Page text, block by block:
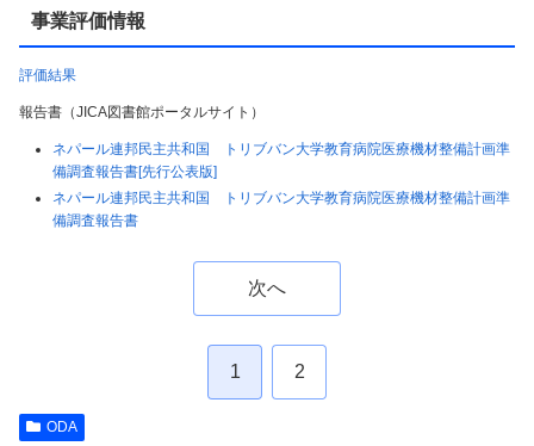
事業評価情報
評価結果
報告書（JICA図書館ポータルサイト）
ネパール連邦民主共和国 トリブバン大学教育病院医療機材整備計画準
備調査報告書[先行公表版]
ネパール連邦民主共和国 トリブバン大学教育病院医療機材整備計画準
備調査報告書
次へ
1 2
ODA